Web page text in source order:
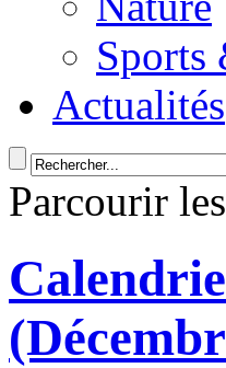
Sports
Actualités
Parcourir